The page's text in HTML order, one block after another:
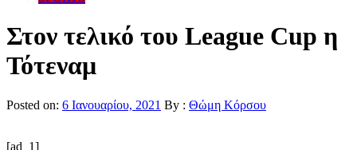
Στον τελικό του League Cup η
Τότεναμ
Posted on: 6 Ιανουαρίου, 2021 By : Θώμη Κόρσου
[ad_1]